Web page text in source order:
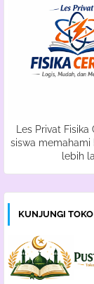
Les Privat
siswa memahami
lebih
KUNJUNGI